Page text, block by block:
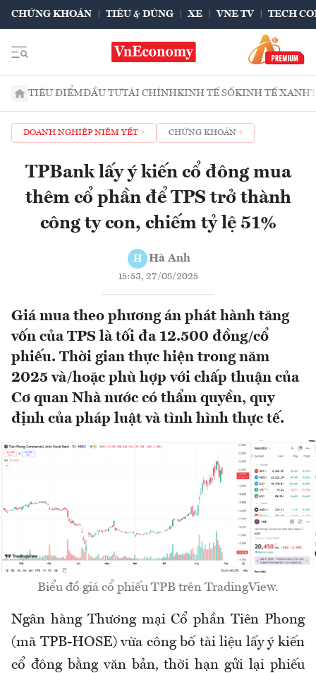
CHỨNG KHOÁN TIÊU & DÙNG XE VNE TV TECH
TIÊU ĐIỂMĐẦU TƯTÀI CHÍNHKINH TẾ SỐKINH TẾ XANH
DOANH NGHIỆP NIÊM YẾT CHỨNG KHOÁN
TPBank lấy ý kiến cổ đông mua
thêm cổ phần để TPS trở thành
công ty con, chiếm tỷ lệ 51%
H Hà Anh
15:53, 27/08/2025
Giá mua theo phương án phát hành tăng
vốn của TPS là tối đa 12.500 đồng/cổ
phiếu. Thời gian thực hiện trong năm
2025 và/hoặc phù hợp với chấp thuận của
Cơ quan Nhà nước có thẩm quyền, quy
định của pháp luật và tình hình thực tế.
Biểu đồ giá cổ phiếu TPB trên TradingView.
Ngân hàng Thương mại Cổ phần Tiên Phong
(mã TPB-HOSE) vừa công bố tài liệu lấy ý kiến
cổ đông bằng văn bản, thời hạn gửi lại phiếu